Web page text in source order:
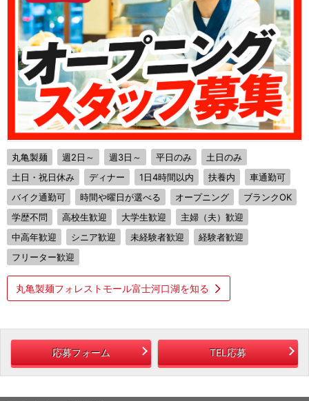
丸亀製麺 週2日～ 週3日～ 平日のみ
土日のみ
土日・祝日休み
ディナー 1日4時間以内 扶養内
車通勤可
バイク通勤可
時間や曜日が選べる オープニング
ブランクOK
学歴不問
高校生歓迎 大学生歓迎
主婦（夫）歓迎
中高年歓迎
シニア歓迎 未経験者歓迎
経験者歓迎
フリーター歓迎
丸亀製麺フォレストモール富士河口湖を知る
応募フォーム TEL応募